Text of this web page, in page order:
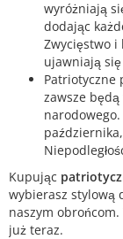
wyróżniają
dodając
Zwycięstwo
ujawniają
Patriotyczne
zawsze
Kupując
wybierasz stylową
naszym
już teraz.